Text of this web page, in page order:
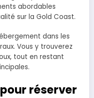
abordables
sur la Gold Coast.
dans les
Vous y trouverez
tout en restant
réserver